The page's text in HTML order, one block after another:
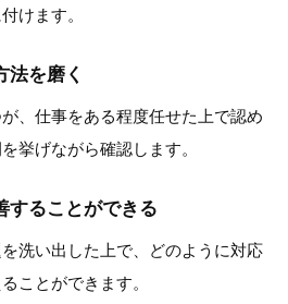
けます。
法を磨く
、仕事をある程度任せた上で認め
挙げながら確認します。
することができる
洗い出した上で、どのように対応
ことができます。